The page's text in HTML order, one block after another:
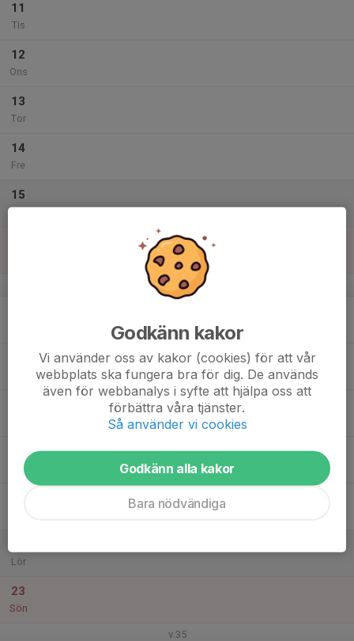
11
Tis
12
Ons
13
Tor
14
Fre
15
v.34
Tor
Lör
23
Sön
v.35
Godkänn kakor
Vi använder oss av kakor (cookies) för att vår
webbplats ska fungera bra för dig. De används
även för webbanalys i syfte att hjälpa oss att
förbättra våra tjänster.
Så använder vi cookies
Godkänn alla kakor
Bara nödvändiga